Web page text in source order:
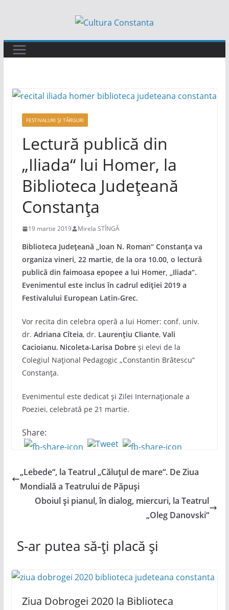
conținut
FESTIVALURI ȘI TÂRGURI
Lectură publică din
„Iliada“ lui Homer, la
Biblioteca Județeană
Constanța
19 martie 2019 Mirela STÎNGĂ
Biblioteca Județeană „Ioan N. Roman“ Constanța va
organiza vineri, 22 martie, de la ora 10.00, o lectură
publică din faimoasa epopee a lui Homer, „Iliada“.
Evenimentul este inclus în cadrul ediției 2019 a
Festivalului European Latin-Grec.
Vor recita din celebra operă a lui Homer: conf. univ.
dr. Adriana Cîteia, dr. Laurențiu Cliante, Vali
Cacioianu, Nicoleta-Larisa Dobreși elevi de la
Colegiul Național Pedagogic „Constantin Brătescu“
Constanța.
Evenimentul este dedicat și Zilei Internaționale a
Poeziei, celebrată pe 21 martie.
Share:
„Lebede“, la Teatrul „Căluțul de mare“. De Ziua
Mondială a Teatrului de Păpuși
Oboiul și pianul, în dialog, miercuri, la Teatrul
„Oleg Danovski“
S-ar putea să-ți placă și
Ziua Dobrogei 2020 la Biblioteca